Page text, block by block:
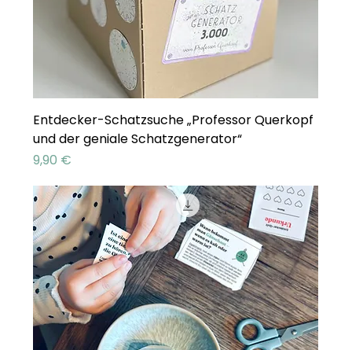
Entdecker-Schatzsuche „Professor Querkopf
und der geniale Schatzgenerator“
Preis
9,90 €